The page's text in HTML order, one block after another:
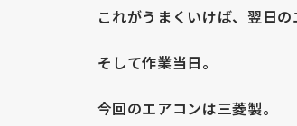
これがうまくいけば、翌日
そして作業当日。
今回のエアコンは三菱製。